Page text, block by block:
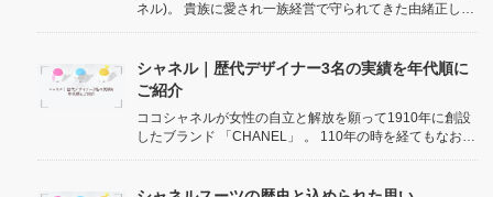
ネル)。 貴族に愛され一族経営で守られてきた由緒正しき
す。 また彼女自身の生涯も大変ドラマティックで、波乱
万丈な人生を描いた映画、さ...
シャネル｜歴代デザイナー3名の実績を年代順に
ご紹介
ココシャネルが女性の自立と解放を願って1910年に創設
したブランド 「CHANEL」 。 110年の時を経てもなお、
らも、シャネルは女性のために最も尽くしてきたブラン